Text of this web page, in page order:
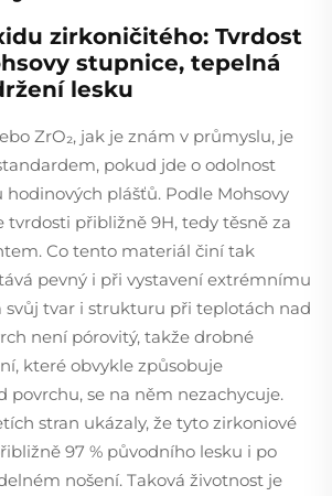
zirkoničitého: Tvrdost
stupnice, tepelná
lesku
ZrO₂, jak je znám v průmyslu, je
pokud jde o odolnost
plášťů. Podle Mohsovy
tvrdosti přibližně 9H, tedy těsně za
Co tento materiál činí tak
pevný i při vystavení extrémnímu
svůj tvar i strukturu při teplotách nad
není pórovitý, takže drobné
které obvykle způsobuje
povrchu, se na něm nezachycuje.
stran ukázaly, že tyto zirkoniové
97 % původního lesku i po
nošení. Taková životnost je